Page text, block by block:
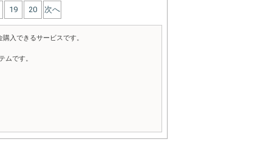
19 20 次へ
入できるサービスです。
ムです。